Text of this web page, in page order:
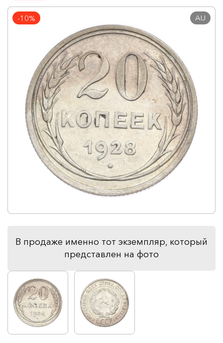
-10% AU
В продаже именно тот экземпляр, который
представлен на фото